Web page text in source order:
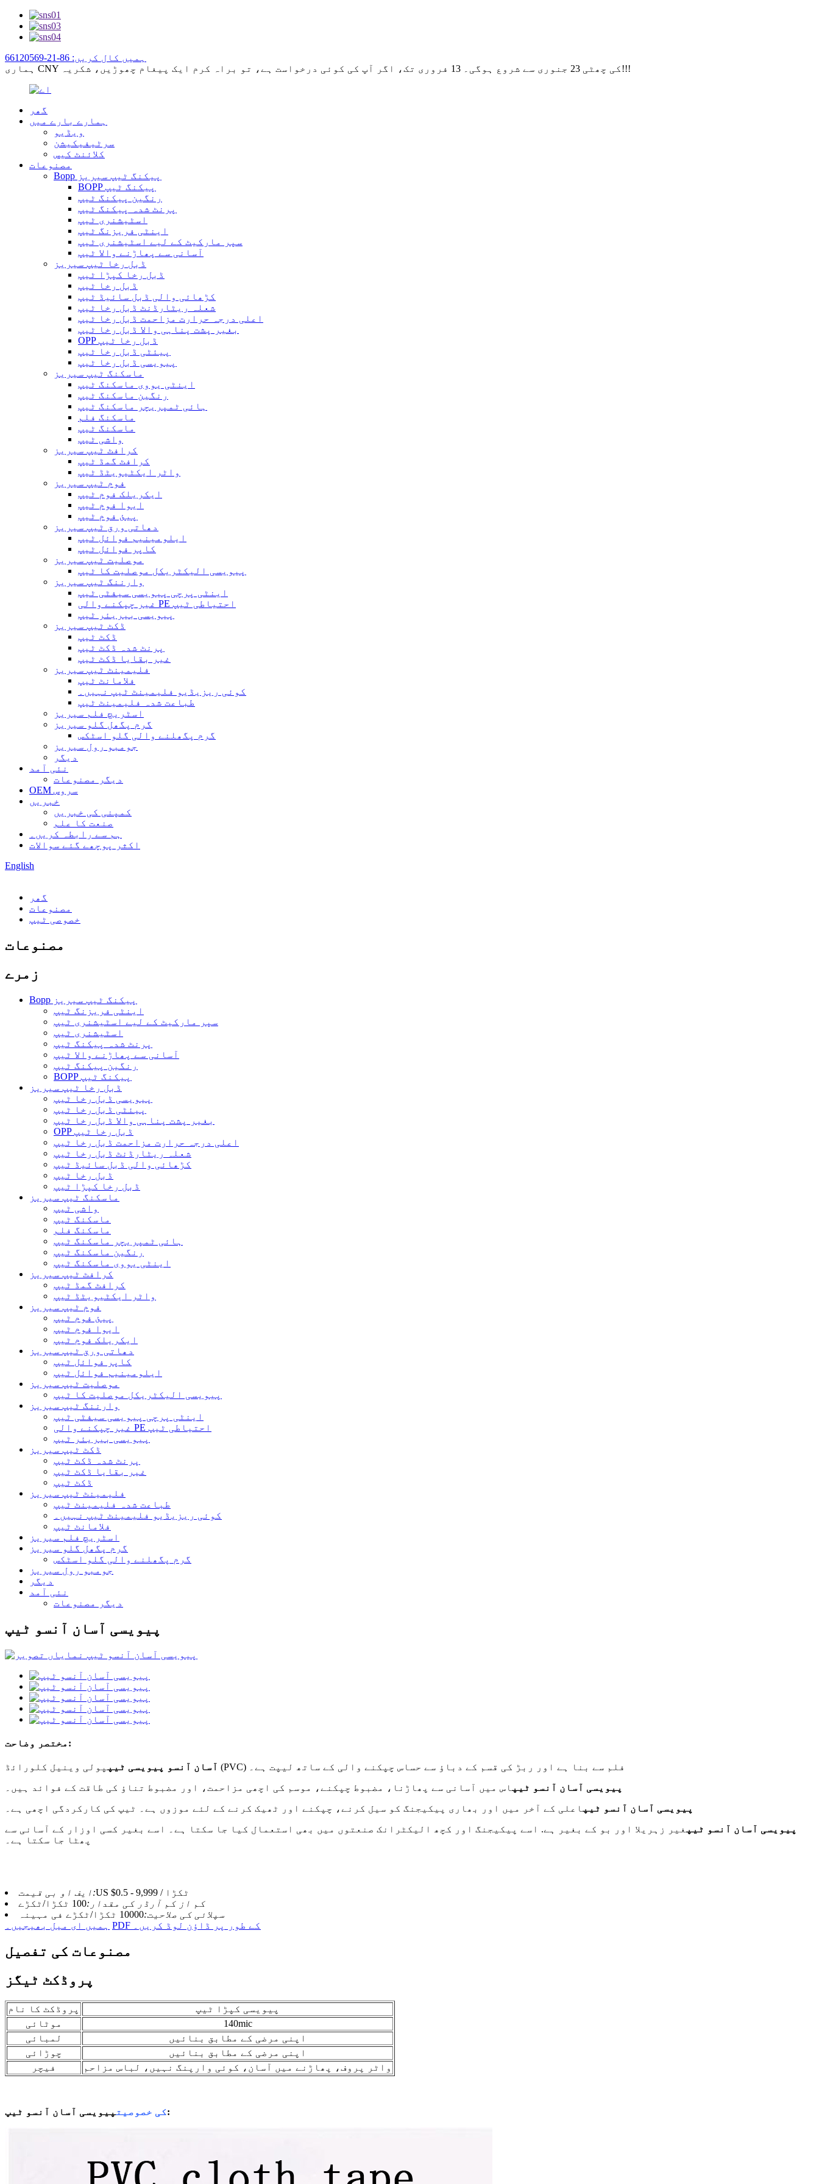
ہمیں کال کریں: 86-21-66120569
ہماری CNY کی چھٹی 23 جنوری سے شروع ہوگی۔ 13 فروری تک، اگر آپ کی کوئی درخواست ہے، تو براہ کرم ایک پیغام چھوڑیں، شکریہ!!!
گھر
ہمارے بارے میں
ویڈیو
سرٹیفیکیشن
کلائنٹ کیس
مصنوعات
Bopp پیکنگ ٹیپ سیریز
BOPP پیکنگ ٹیپ
رنگین پیکنگ ٹیپ
پرنٹ شدہ پیکنگ ٹیپ
اسٹیشنری ٹیپ
اینٹی فریزنگ ٹیپ
سپر مارکیٹ کے لیے اسٹیشنری ٹیپ
آسانی سے پھاڑنے والا ٹیپ
ڈبل رخا ٹیپ سیریز
ڈبل رخا کپڑا ٹیپ
ڈبل رخا ٹیپ
کڑھائی والی ڈبل سائیڈ ٹیپ
شعلہ ریٹارڈنٹ ڈبل رخا ٹیپ
اعلی درجہ حرارت مزاحمت ڈبل رخا ٹیپ
بغیر پشت پناہی والا ڈبل ​​رخا ٹیپ
OPP ڈبل رخا ٹیپ
پیئٹی ڈبل رخا ٹیپ
پیویسی ڈبل رخا ٹیپ
ماسکنگ ٹیپ سیریز
اینٹی یووی ماسکنگ ٹیپ
رنگین ماسکنگ ٹیپ
ہائی ٹمپریچر ماسکنگ ٹیپ
ماسکنگ فلم
ماسکنگ ٹیپ
واشی ٹیپ
کرافٹ ٹیپ سیریز
کرافٹ گمڈ ٹیپ
واٹر ایکٹیویٹڈ ٹیپ
فوم ٹیپ سیریز
ایکریلک فوم ٹیپ
ایوا فوم ٹیپ
پیئ فوم ٹیپ
دھاتی ورق ٹیپ سیریز
ایلومینیم فوائل ٹیپ
کاپر فوائل ٹیپ
موصلیت ٹیپ سیریز
پیویسی الیکٹریکل موصلیت کا ٹیپ
وارننگ ٹیپ سیریز
اینٹی پرچی پیویسی سیفٹی ٹیپ
غیر چپکنے والی PE احتیاطی ٹیپ
پیویسی بیریئر ٹیپ
ڈکٹ ٹیپ سیریز
ڈکٹ ٹیپ
پرنٹ شدہ ڈکٹ ٹیپ
غیر بقایا ڈکٹ ٹیپ
فلیمینٹ ٹیپ سیریز
فلامانٹ ٹیپ
کوئی ریزیڈیو فلیمینٹ ٹیپ نہیں۔
طباعت شدہ فلیمینٹ ٹیپ
اسٹریچ فلم سیریز
گرم پگھل گلو سیریز
گرم پگھلنے والی گلو اسٹکس
جومبو رول سیریز
دیگر
نئی آمد
دیگر مصنوعات
OEM سروس
خبریں
کمپنی کی خبریں
صنعت کا علم
ہم سے رابطہ کریں۔
اکثر پوچھے گئے سوالات
English
گھر
مصنوعات
خصوصی ٹیپ
مصنوعات
زمرے
Bopp پیکنگ ٹیپ سیریز
اینٹی فریزنگ ٹیپ
سپر مارکیٹ کے لیے اسٹیشنری ٹیپ
اسٹیشنری ٹیپ
پرنٹ شدہ پیکنگ ٹیپ
آسانی سے پھاڑنے والا ٹیپ
رنگین پیکنگ ٹیپ
BOPP پیکنگ ٹیپ
ڈبل رخا ٹیپ سیریز
پیویسی ڈبل رخا ٹیپ
پیئٹی ڈبل رخا ٹیپ
بغیر پشت پناہی والا ڈبل ​​رخا ٹیپ
OPP ڈبل رخا ٹیپ
اعلی درجہ حرارت مزاحمت ڈبل رخا ٹیپ
شعلہ ریٹارڈنٹ ڈبل رخا ٹیپ
کڑھائی والی ڈبل سائیڈ ٹیپ
ڈبل رخا ٹیپ
ڈبل رخا کپڑا ٹیپ
ماسکنگ ٹیپ سیریز
واشی ٹیپ
ماسکنگ ٹیپ
ماسکنگ فلم
ہائی ٹمپریچر ماسکنگ ٹیپ
رنگین ماسکنگ ٹیپ
اینٹی یووی ماسکنگ ٹیپ
کرافٹ ٹیپ سیریز
کرافٹ گمڈ ٹیپ
واٹر ایکٹیویٹڈ ٹیپ
فوم ٹیپ سیریز
پیئ فوم ٹیپ
ایوا فوم ٹیپ
ایکریلک فوم ٹیپ
دھاتی ورق ٹیپ سیریز
کاپر فوائل ٹیپ
ایلومینیم فوائل ٹیپ
موصلیت ٹیپ سیریز
پیویسی الیکٹریکل موصلیت کا ٹیپ
وارننگ ٹیپ سیریز
اینٹی پرچی پیویسی سیفٹی ٹیپ
غیر چپکنے والی PE احتیاطی ٹیپ
پیویسی بیریئر ٹیپ
ڈکٹ ٹیپ سیریز
پرنٹ شدہ ڈکٹ ٹیپ
غیر بقایا ڈکٹ ٹیپ
ڈکٹ ٹیپ
فلیمینٹ ٹیپ سیریز
طباعت شدہ فلیمینٹ ٹیپ
کوئی ریزیڈیو فلیمینٹ ٹیپ نہیں۔
فلامانٹ ٹیپ
اسٹریچ فلم سیریز
گرم پگھل گلو سیریز
گرم پگھلنے والی گلو اسٹکس
جومبو رول سیریز
دیگر
نئی آمد
دیگر مصنوعات
پیویسی آسان آنسو ٹیپ
مختصر وضاحت:
آسان آنسو پیویسی ٹیپ
پولی وینیل کلورائڈ (PVC) فلم سے بنا ہے اور ربڑ کی قسم کے دباؤ سے حساس چپکنے والی کے ساتھ لیپت ہے۔
پیویسی آسان آنسو ٹیپ اس میں آسانی سے پھاڑنا، مضبوط چپکنے، موسم کی اچھی مزاحمت، اور مضبوط تناؤ کی طاقت کے فوائد ہیں۔
پیویسی آسان آنسو ٹیپ اعلی کے آخر میں اور بھاری پیکیجنگ کو سیل کرنے، چپکنے اور ٹھیک کرنے کے لئے موزوں ہے۔ ٹیپ کی کارکردگی اچھی ہے۔
پیویسی آسان آنسو ٹیپ غیر زہریلا اور بو کے بغیر ہے. اسے پیکیجنگ اور کچھ الیکٹرانک صنعتوں میں بھی استعمال کیا جا سکتا ہے۔ اسے بغیر کسی اوزار کے آسانی سے
پھٹا جا سکتا ہے۔
ایف او بی قیمت:
US $0.5 - 9,999 / ٹکڑا
کم از کم آرڈر کی مقدار:100 ٹکڑا/ٹکڑے
سپلائی کی صلاحیت:10000 ٹکڑا/ٹکڑے فی مہینہ
ہمیں ای میل بھیجیں۔
PDF کے طور پر ڈاؤن لوڈ کریں۔
مصنوعات کی تفصیل
پروڈکٹ ٹیگز
پروڈکٹ کا نام
پیویسی کپڑا ٹیپ
موٹائی
140mic
لمبائی
اپنی مرضی کے مطابق بنائیں
چوڑائی
اپنی مرضی کے مطابق بنائیں
فیچر
واٹر پروف، پھاڑنے میں آسان، کوئی وارپنگ نہیں، لباس مزاحم
کی خصوصیتپیویسی آسان آنسو ٹیپ :